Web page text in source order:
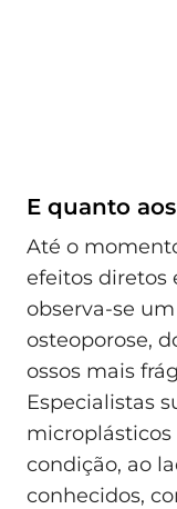
E quanto
Até o
efeitos diretos
observa-se
osteoporose,
ossos mais
Especialistas
microplásticos
condição, ao
conhecidos,